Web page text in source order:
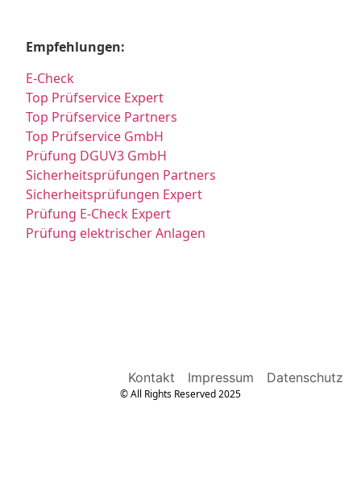
Empfehlungen:
E-Check
Top Prüfservice Expert
Top Prüfservice Partners
Top Prüfservice GmbH
Prüfung DGUV3 GmbH
Sicherheitsprüfungen Partners
Sicherheitsprüfungen Expert
Prüfung E-Check Expert
Prüfung elektrischer Anlagen
Kontakt Impressum Datenschutz
© All Rights Reserved 2025